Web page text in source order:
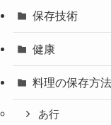
保存技術
健康
料理の保存方
あ行